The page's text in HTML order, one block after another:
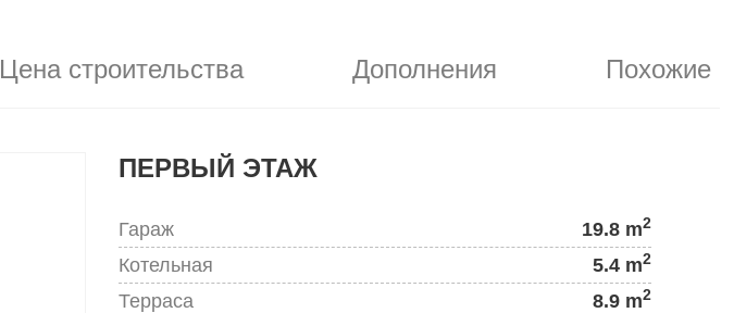
Цена строительства Дополнения Похожие
ПЕРВЫЙ ЭТАЖ
Гараж 19.8 m2
Котельная 5.4 m2
Терраса 8.9 m2